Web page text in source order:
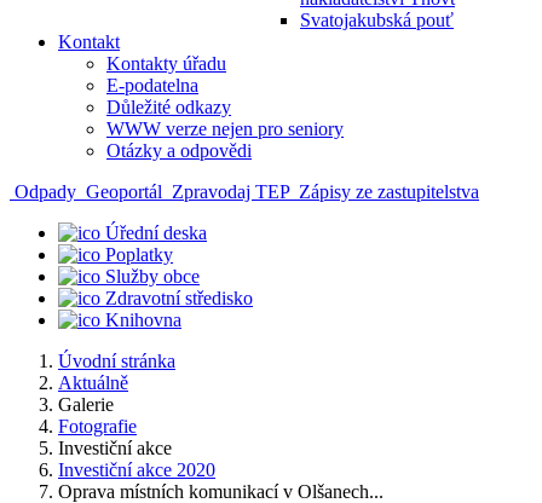
Svatojakubská pouť
Kontakt
Kontakty úřadu
E-podatelna
Důležité odkazy
WWW verze nejen pro seniory
Otázky a odpovědi
Odpady Geoportál Zpravodaj TEP Zápisy ze zastupitelstva
Úřední deska
Poplatky
Služby obce
Zdravotní středisko
Knihovna
Úvodní stránka
Aktuálně
Galerie
Fotografie
Investiční akce
Investiční akce 2020
Oprava místních komunikací v Olšanech...